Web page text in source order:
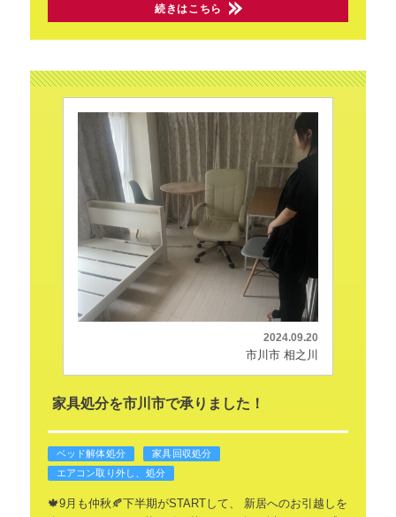
続きはこちら
2024.09.20
市川市 相之川
家具処分を市川市で承りました！
ベッド解体処分
家具回収処分
エアコン取り外し、処分
🍁9月も仲秋🍂下半期がSTARTして、
新居へのお引越しを